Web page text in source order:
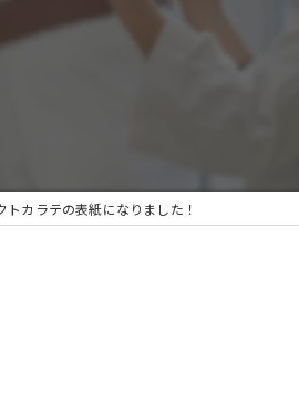
トカラテの表紙になりました！